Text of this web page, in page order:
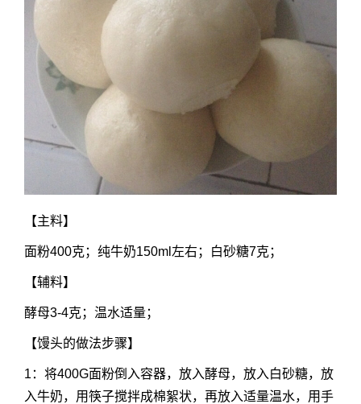
【主料】
面粉400克；纯牛奶150ml左右；白砂糖7克；
【辅料】
酵母3-4克；温水适量；
【馒头的做法步骤】
1：将400G面粉倒入容器，放入酵母，放入白砂糖，放
入牛奶，用筷子搅拌成棉絮状，再放入适量温水，用手